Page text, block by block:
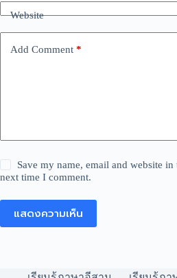
Website
Add Comment *
Save my name, email and website
next time I comment.
แสดงความเห็น